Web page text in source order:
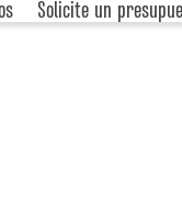
Solicite un